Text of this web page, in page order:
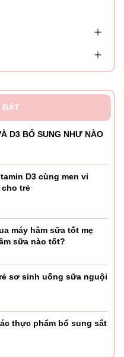
BẬT
D3 BỔ SUNG NHƯ NÀO
D3 cùng men vi
cho trẻ
máy hâm sữa tốt mẹ
sữa nào tốt?
sơ sinh uống sữa nguội
thực phẩm bổ sung sắt